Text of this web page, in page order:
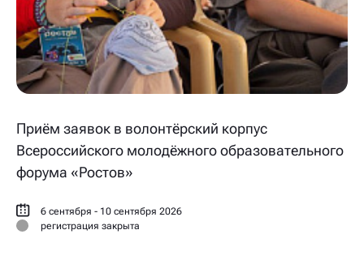
Приём заявок в волонтёрский корпус
Всероссийского молодёжного образовательного
форума «Ростов»
6 сентября - 10 сентября 2026
регистрация закрыта